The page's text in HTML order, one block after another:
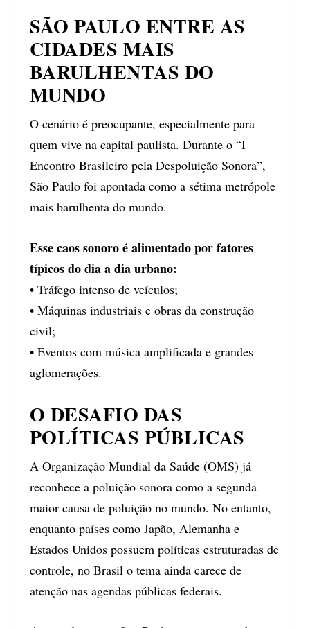
SÃO PAULO ENTRE AS
CIDADES MAIS
BARULHENTAS DO
MUNDO
O cenário é preocupante, especialmente para
quem vive na capital paulista. Durante o “I
Encontro Brasileiro pela Despoluição Sonora”,
São Paulo foi apontada como a sétima metrópole
mais barulhenta do mundo.
Esse caos sonoro é alimentado por fatores
típicos do dia a dia urbano:
• Tráfego intenso de veículos;
• Máquinas industriais e obras da construção
civil;
• Eventos com música amplificada e grandes
aglomerações.
O DESAFIO DAS
POLÍTICAS PÚBLICAS
A Organização Mundial da Saúde (OMS) já
reconhece a poluição sonora como a segunda
maior causa de poluição no mundo. No entanto,
enquanto países como Japão, Alemanha e
Estados Unidos possuem políticas estruturadas de
controle, no Brasil o tema ainda carece de
atenção nas agendas públicas federais.